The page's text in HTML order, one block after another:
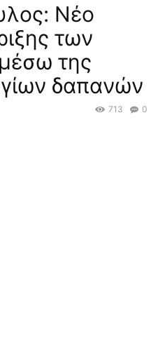
Νέο
των
της
δαπανών
0
713